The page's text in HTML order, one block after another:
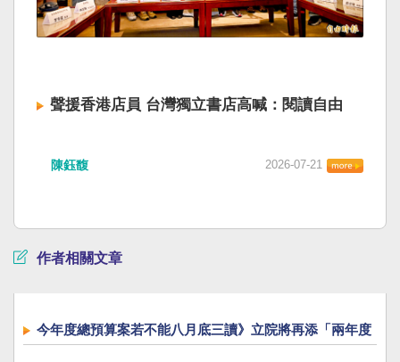
聲援香港店員 台灣獨立書店高喊：閱讀自由
陳鈺馥 2026-07-21
作者相關文章
今年度總預算案若不能八月底三讀》立院將再添「兩年度
總預算同時審」新惡例